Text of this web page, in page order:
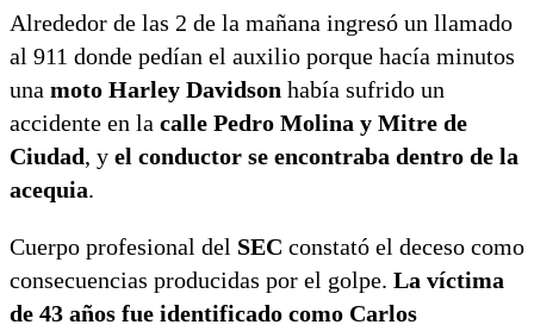
Alrededor de las 2 de la mañana ingresó un llamado
al 911 donde pedían el auxilio porque hacía minutos
una moto Harley Davidson había sufrido un
accidente en la calle Pedro Molina y Mitre de
Ciudad, y el conductor se encontraba dentro de la
acequia.
Cuerpo profesional del SEC constató el deceso como
consecuencias producidas por el golpe. La víctima
de 43 años fue identificado como Carlos